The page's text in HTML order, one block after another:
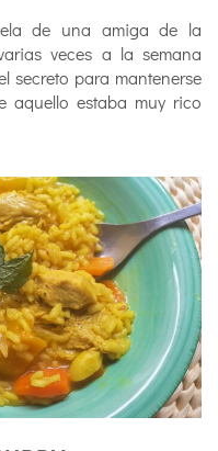
de una amiga de la
veces a la semana
secreto para mantenerse
estaba muy rico